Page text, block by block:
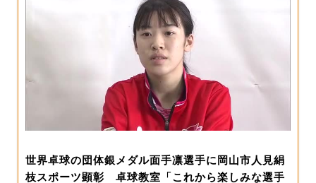
世界卓球の団体銀メダル面手凛選手に岡山市人見絹
枝スポーツ顕彰 卓球教室「これから楽しみな選手